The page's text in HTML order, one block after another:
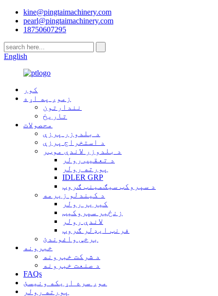
kine@pingtaimachinery.com
pearl@pingtaimachinery.com
18750607295
English
کور
زموږ په اړه
نندارتون
تاریخ
محصولات
د بلدوزر پرزې
د استخراج پرزې
د بلدوزر لاندې موټر
د تعقیب رولر
پورته رولر
IDLER GRP
د سپروکټ سیګمینټ ګروپ
د کیندلو زیرمه
کیریر رولر
زنځیر سپروکیټ
لاندې رولر
فرنټ ایډلر ګروپ
برخې واغوندئ
خبرونه
د شرکت خبرونه
د صنعت خبرونه
FAQs
موږ سره اړیکه ونیسئ
پورته رولر